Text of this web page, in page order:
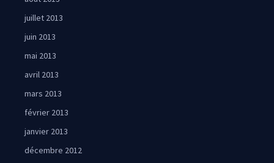
juillet 2013
juin 2013
mai 2013
avril 2013
mars 2013
février 2013
janvier 2013
décembre 2012